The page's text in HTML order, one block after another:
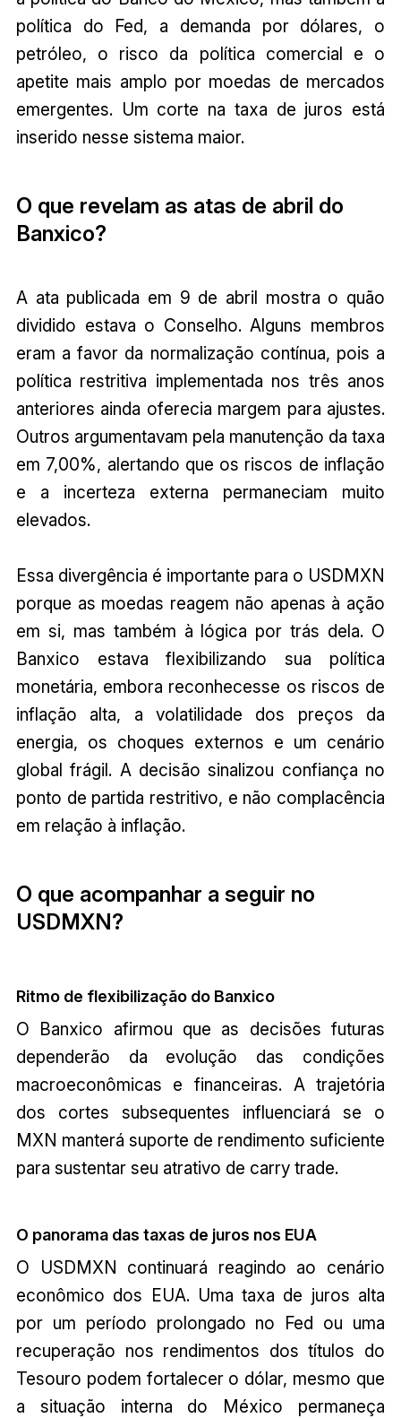
política do Fed, a demanda por dólares, o
petróleo, o risco da política comercial e o
apetite mais amplo por moedas de mercados
emergentes. Um corte na taxa de juros está
inserido nesse sistema maior.
O que revelam as atas de abril do
Banxico?
A ata publicada em 9 de abril mostra o quão
dividido estava o Conselho. Alguns membros
eram a favor da normalização contínua, pois a
política restritiva implementada nos três anos
anteriores ainda oferecia margem para ajustes.
Outros argumentavam pela manutenção da taxa
em 7,00%, alertando que os riscos de inflação
e a incerteza externa permaneciam muito
elevados.
Essa divergência é importante para o USDMXN
porque as moedas reagem não apenas à ação
em si, mas também à lógica por trás dela. O
Banxico estava flexibilizando sua política
monetária, embora reconhecesse os riscos de
inflação alta, a volatilidade dos preços da
energia, os choques externos e um cenário
global frágil. A decisão sinalizou confiança no
ponto de partida restritivo, e não complacência
em relação à inflação.
O que acompanhar a seguir no
USDMXN?
Ritmo de flexibilização do Banxico
O Banxico afirmou que as decisões futuras
dependerão da evolução das condições
macroeconômicas e financeiras. A trajetória
dos cortes subsequentes influenciará se o
MXN manterá suporte de rendimento suficiente
para sustentar seu atrativo de carry trade.
O panorama das taxas de juros nos EUA
O USDMXN continuará reagindo ao cenário
econômico dos EUA. Uma taxa de juros alta
por um período prolongado no Fed ou uma
recuperação nos rendimentos dos títulos do
Tesouro podem fortalecer o dólar, mesmo que
a situação interna do México permaneça